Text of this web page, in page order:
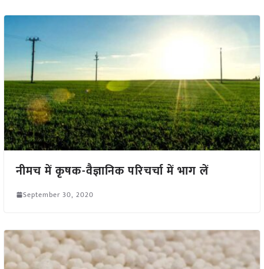
नीमच में कृषक-वैज्ञानिक परिचर्चा में भाग लें
September 30, 2020